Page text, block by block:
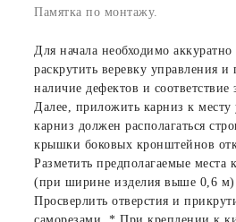
Памятка по монтажу.
Для начала необходимо аккуратно
раскрутить веревку управления и
наличие дефектов и соответствие
Далее, приложить карниз к месту
карниз должен располагаться
крышки боковых кронштейнов
Разметить предполагаемые места
(при ширине изделия выше 0,6 м)
Просверлить отверстия и